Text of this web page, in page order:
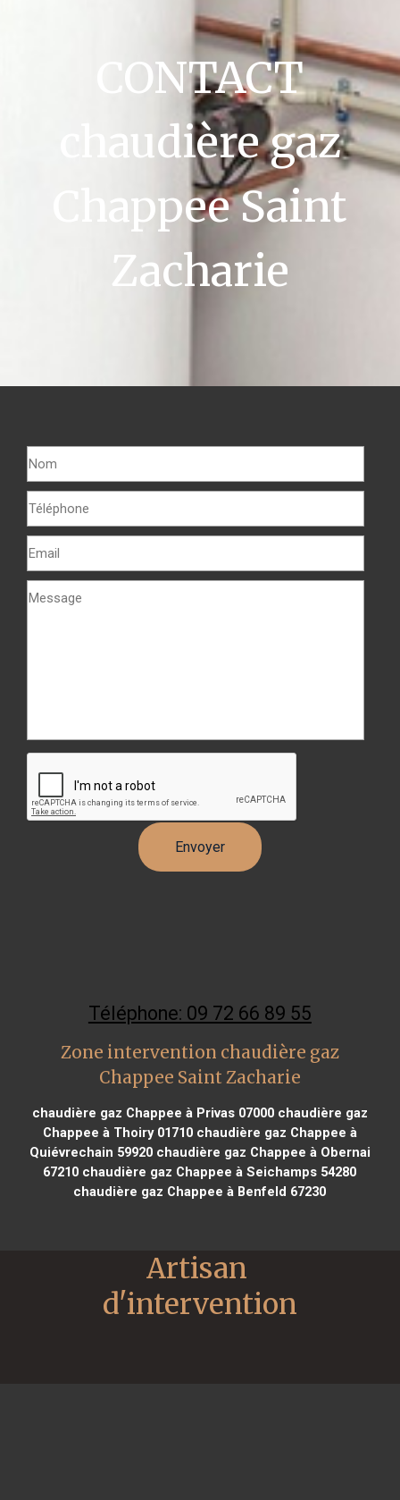
CONTACT
chaudière gaz
Chappee Saint
Zacharie
Téléphone: 09 72 66 89 55
Zone intervention chaudière gaz
Chappee Saint Zacharie
chaudière gaz Chappee à Privas 07000chaudière gaz
Chappee à Thoiry 01710chaudière gaz Chappee à
Quiévrechain 59920chaudière gaz Chappee à Obernai
67210 chaudière gaz Chappee à Seichamps 54280
chaudière gaz Chappee à Benfeld 67230
Artisan
d'intervention